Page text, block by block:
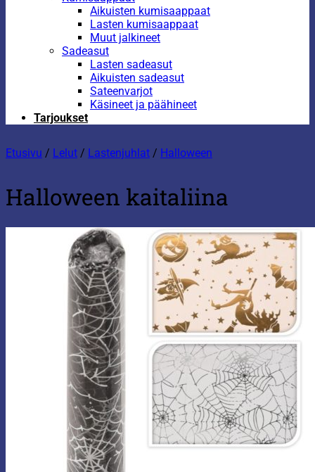
Aikuisten kumisaappaat
Lasten kumisaappaat
Muut jalkineet
Sadeasut
Lasten sadeasut
Aikuisten sadeasut
Sateenvarjot
Käsineet ja päähineet
Tarjoukset
Etusivu / Lelut / Lastenjuhlat / Halloween
Halloween kaitaliina